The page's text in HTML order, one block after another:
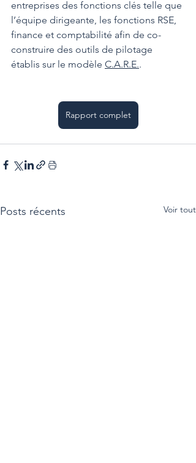
entreprises des fonctions clés telle que
l’équipe dirigeante, les fonctions RSE,
finance et comptabilité afin de co-
construire des outils de pilotage
établis sur le modèle C.A.R.E..
Rapport complet
Posts récents Voir tout